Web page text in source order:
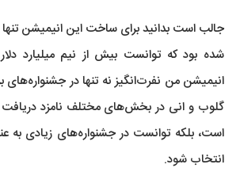
شده بود که توانست بیش از نیم میلیارد
انیمیشن من نفرت‌انگیز نه تنها در جشنواره‌های
گلوب و انی در بخش‌های مختلف نامزد دریافت
است، بلکه توانست در جشنواره‌های زیادی به
انتخاب شود.